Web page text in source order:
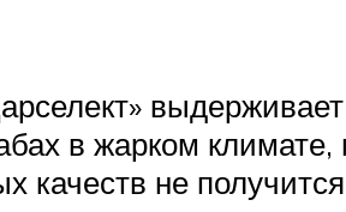
в жарком климате,
качеств не